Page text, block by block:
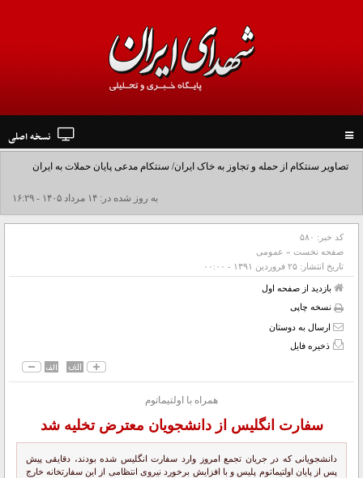
navigation
نسخه اصلی
تصاویر سنتکام از حمله و تجاوز به خاک ایران/ سنتکام مدعی پایان حملات به ایران
شد+فیلم به روز شده در: ۱۴ مرداد ۱۴۰۵ - ۱۶:۲۹
کد خبر: ۵۸۰
صفحه نخست » عمومی
تاریخ انتشار: ۲۵ فروردين ۱۳۹۱ - ۰۰:۰۰
بازدید از صفحه اول
نسخه چاپی
ارسال به دوستان
ذخیره فایل
همراه با اولتیماتوم
سفارت انگلیس از دانشجویان معترض تخلیه شد
دانشجویانی که در جریان تجمع امروز وارد سفارت انگلیس شده بودند، دقایقی پیش
پس از پایان اولتیماتوم پلیس و با افزایش برخورد نیروی انتظامی از این سفارتخانه خارج